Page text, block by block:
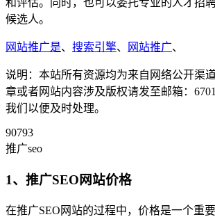
和评估。同时，也可以委托专业的人才招
候选人。
网站推广是、 搜索引擎、 网站推广、
说明：本站所有资源均为来自网络公开渠
章或者网站内容涉及版权请发至邮箱：
我们以便及时处理。
90793
推广seo
1、推广SEO网站价格
在推广SEO网站的过程中，价格是一个重